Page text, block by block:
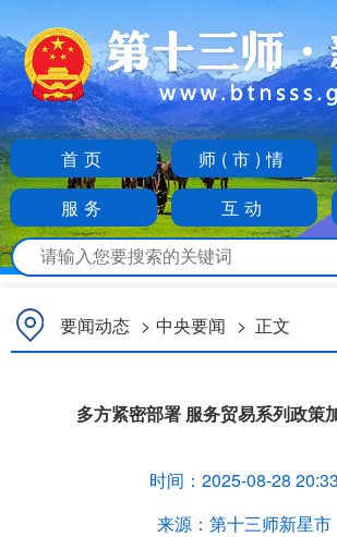
首页 师(市)情
服务
互动
要闻动态 > 中央要闻 > 正文
多方紧密部署 服务贸易系列政策
时间： 2025-08-28 20:33
来源： 第十三师新星市